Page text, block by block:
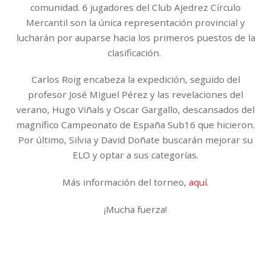
comunidad. 6 jugadores del Club Ajedrez Círculo
Mercantil son la única representación provincial y
lucharán por auparse hacia los primeros puestos de la
clasificación.
Carlos Roig encabeza la expedición, seguido del
profesor José Miguel Pérez y las revelaciones del
verano, Hugo Viñals y Oscar Gargallo, descansados del
magnífico Campeonato de España Sub16 que hicieron.
Por último, Silvia y David Doñate buscarán mejorar su
ELO y optar a sus categorías.
Más información del torneo, aquí.
¡Mucha fuerza!